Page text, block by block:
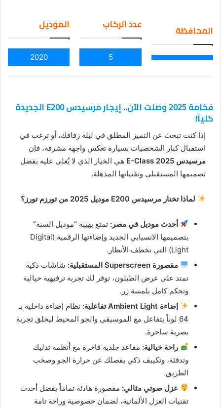
ail
المحافظة عدد الركاب
5
الموديل
2020
فخامة 2025 وصلت الآن.. إيجار مرسيدس E200 الجديدة
كلياً!
إذا كنت تبحث عن التميز المطلق في ليلة زفافك، أو ترغب في
استقبال كبار الشخصيات بسيارة تعكس واجهة مشرفة، فإن
مرسيدس E-Class 2025
هي الخيار الذي لا يُعلى عليه بفضل
تصميمها المستقبلي وتقنياتها المذهلة.
لماذا تختار مرسيدس E200 موديل 2025 من تورزم تورز؟
أحدث موديل في مصر: تمتع بهيبة “موديل السنة”
بتصميمها الانسيابي الجديد وإضاءتها الرقمية (Digital
Light) التي تخطف الأنظار.
مقصورة Superscreen المستقبلية:
شاشات ذكية
تمتد على عرض الطبلون، توفر لك تجربة ترفيهية خيالية
وتحكم كامل بلمسة زر.
إضاءة Ambient Light تفاعلية:
نظام إضاءة داخلية بـ
64 لوناً يتفاعل مع الموسيقى والجو المحيط ليخلق تجربة
بصرية ساحرة.
راحة خيالية: مقاعد جلدية فاخرة مع أنظمة تدليك
وتدفئة، وتكييف ذكي يفصلك عن حرارة الجو وصخب
الطريق.
عزل صوتي مثالي: مقصورة هادئة تماماً بفضل أحدث
تقنيات العزل الألمانية، لضمان خصوصية وراحة تامة